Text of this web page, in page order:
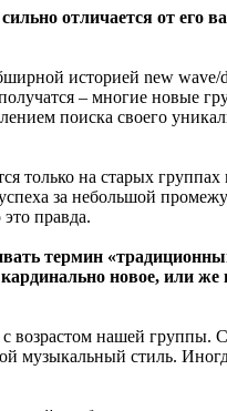
отличается от его
историей new
– многие новые
поиска своего
на старых
за небольшой
правда.
термин
новое, или
возрастом нашей группы.
музыкальный стиль.